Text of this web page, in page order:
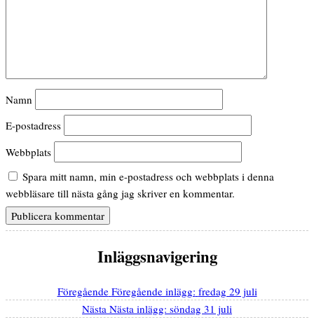
Namn
E-postadress
Webbplats
Spara mitt namn, min e-postadress och webbplats i denna
webbläsare till nästa gång jag skriver en kommentar.
Inläggsnavigering
Föregående Föregående inlägg: fredag 29 juli
Nästa Nästa inlägg: söndag 31 juli